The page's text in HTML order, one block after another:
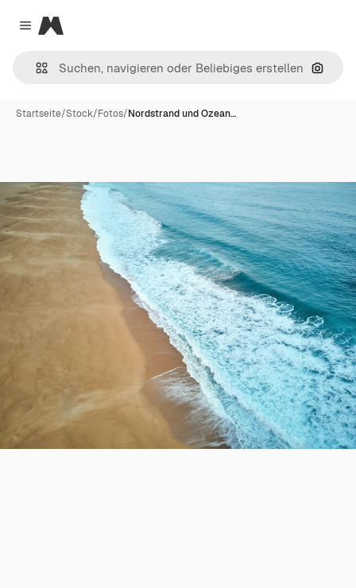
Close menu
Magnific
Nach
Startseite/Stock/Fotos/Nordstrand und Ozean…